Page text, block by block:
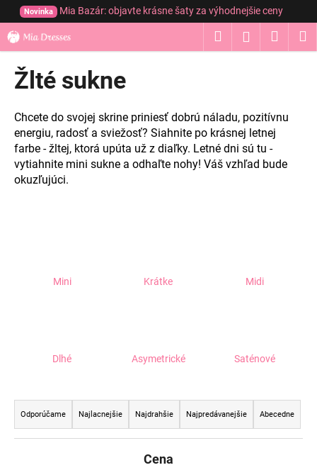
Prejsť
obsah
Novinka Mia Bazár: objavte krásne šaty za výhodnejšie ceny
Hľadať
Žlté sukne
Chcete do svojej skrine priniesť dobrú náladu, pozitívnu
energiu, radosť a sviežosť? Siahnite po krásnej letnej
farbe - žltej, ktorá upúta už z diaľky. Letné dni sú tu -
vytiahnite mini sukne a odhaľte nohy! Váš vzhľad bude
okuzľujúci.
Mini Krátke Midi
Dlhé Asymetrické Saténové
R
a
d
Odporúčame Najlacnejšie Najdrahšie Najpredávanejšie Abecedne
Cena
o
Späť
Späť
Č
p
o
t
r
e
?